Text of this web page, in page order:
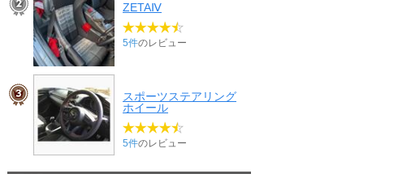
ZETAⅣ
5件のレビュー
スポーツステアリング
ホイール
5件のレビュー